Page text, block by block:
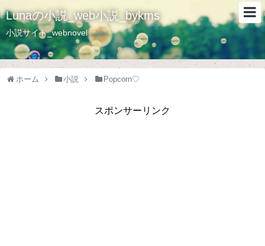
Lunaの小説_web小説_bykms
小説サイト_webnovel
ホーム 小説 Popcorn♡
スポンサーリンク